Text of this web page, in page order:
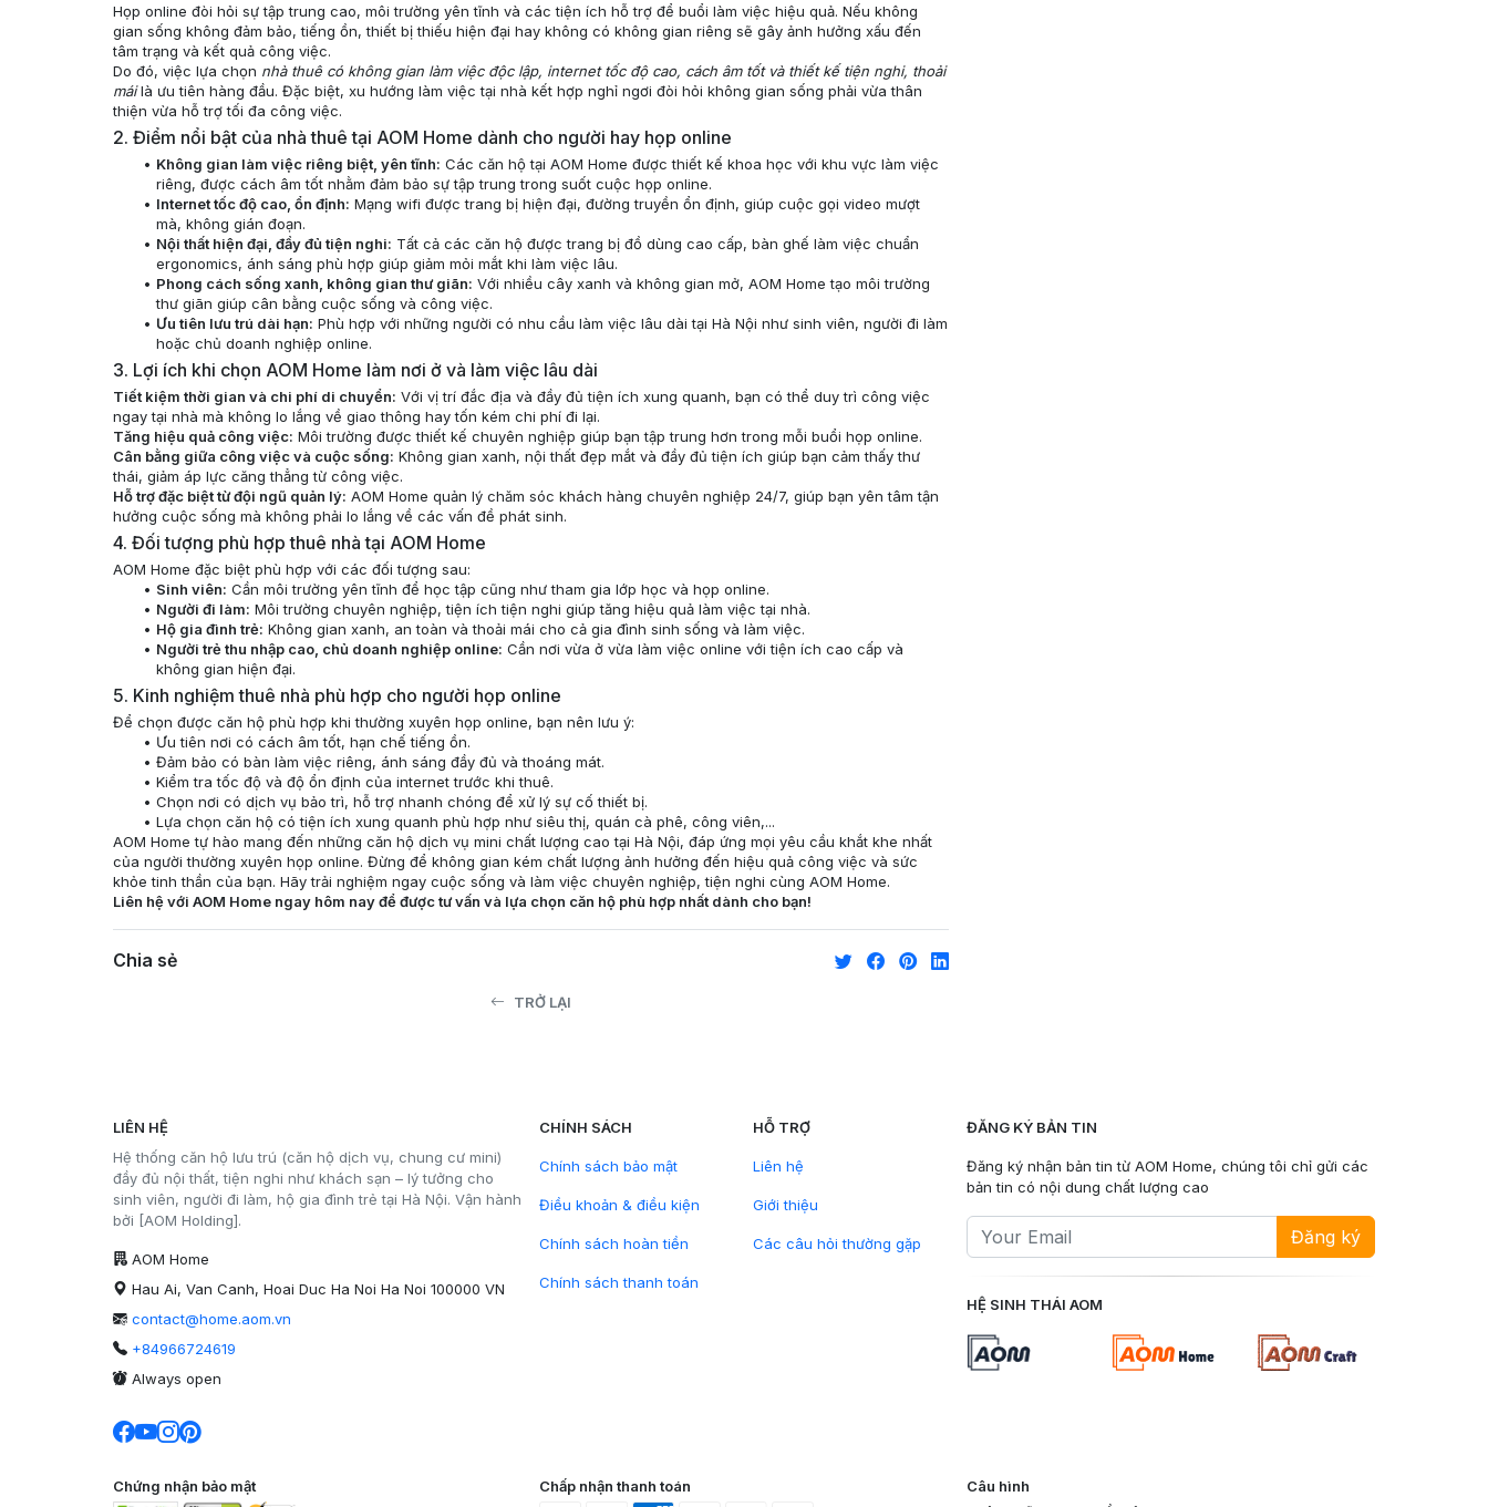
Họp online đòi hỏi sự tập trung cao, môi trường yên tĩnh và các tiện ích hỗ trợ để buổi làm việc hiệu quả. Nếu không
gian sống không đảm bảo, tiếng ồn, thiết bị thiếu hiện đại hay không có không gian riêng sẽ gây ảnh hưởng xấu đến
tâm trạng và kết quả công việc.
Do đó, việc lựa chọn nhà thuê có không gian làm việc độc lập, internet tốc độ cao, cách âm tốt và thiết kế tiện nghi, thoải
máilà ưu tiên hàng đầu. Đặc biệt, xu hướng làm việc tại nhà kết hợp nghỉ ngơi đòi hỏi không gian sống phải vừa thân
thiện vừa hỗ trợ tối đa công việc.
2. Điểm nổi bật của nhà thuê tại AOM Home dành cho người hay họp online
Không gian làm việc riêng biệt, yên tĩnh: Các căn hộ tại AOM Home được thiết kế khoa học với khu vực làm việc
riêng, được cách âm tốt nhằm đảm bảo sự tập trung trong suốt cuộc họp online.
Internet tốc độ cao, ổn định: Mạng wifi được trang bị hiện đại, đường truyền ổn định, giúp cuộc gọi video mượt
mà, không gián đoạn.
Nội thất hiện đại, đầy đủ tiện nghi: Tất cả các căn hộ được trang bị đồ dùng cao cấp, bàn ghế làm việc chuẩn
ergonomics, ánh sáng phù hợp giúp giảm mỏi mắt khi làm việc lâu.
Phong cách sống xanh, không gian thư giãn: Với nhiều cây xanh và không gian mở, AOM Home tạo môi trường
thư giãn giúp cân bằng cuộc sống và công việc.
Ưu tiên lưu trú dài hạn: Phù hợp với những người có nhu cầu làm việc lâu dài tại Hà Nội như sinh viên, người đi làm
hoặc chủ doanh nghiệp online.
3. Lợi ích khi chọn AOM Home làm nơi ở và làm việc lâu dài
Tiết kiệm thời gian và chi phí di chuyển: Với vị trí đắc địa và đầy đủ tiện ích xung quanh, bạn có thể duy trì công việc
ngay tại nhà mà không lo lắng về giao thông hay tốn kém chi phí đi lại.
Tăng hiệu quả công việc: Môi trường được thiết kế chuyên nghiệp giúp bạn tập trung hơn trong mỗi buổi họp online.
Cân bằng giữa công việc và cuộc sống: Không gian xanh, nội thất đẹp mắt và đầy đủ tiện ích giúp bạn cảm thấy thư
thái, giảm áp lực căng thẳng từ công việc.
Hỗ trợ đặc biệt từ đội ngũ quản lý: AOM Home quản lý chăm sóc khách hàng chuyên nghiệp 24/7, giúp bạn yên tâm tận
hưởng cuộc sống mà không phải lo lắng về các vấn đề phát sinh.
4. Đối tượng phù hợp thuê nhà tại AOM Home
AOM Home đặc biệt phù hợp với các đối tượng sau:
Sinh viên: Cần môi trường yên tĩnh để học tập cũng như tham gia lớp học và họp online.
Người đi làm: Môi trường chuyên nghiệp, tiện ích tiện nghi giúp tăng hiệu quả làm việc tại nhà.
Hộ gia đình trẻ: Không gian xanh, an toàn và thoải mái cho cả gia đình sinh sống và làm việc.
Người trẻ thu nhập cao, chủ doanh nghiệp online: Cần nơi vừa ở vừa làm việc online với tiện ích cao cấp và
không gian hiện đại.
5. Kinh nghiệm thuê nhà phù hợp cho người họp online
Để chọn được căn hộ phù hợp khi thường xuyên họp online, bạn nên lưu ý:
Ưu tiên nơi có cách âm tốt, hạn chế tiếng ồn.
Đảm bảo có bàn làm việc riêng, ánh sáng đầy đủ và thoáng mát.
Kiểm tra tốc độ và độ ổn định của internet trước khi thuê.
Chọn nơi có dịch vụ bảo trì, hỗ trợ nhanh chóng để xử lý sự cố thiết bị.
Lựa chọn căn hộ có tiện ích xung quanh phù hợp như siêu thị, quán cà phê, công viên,...
AOM Home tự hào mang đến những căn hộ dịch vụ mini chất lượng cao tại Hà Nội, đáp ứng mọi yêu cầu khắt khe nhất
của người thường xuyên họp online. Đừng để không gian kém chất lượng ảnh hưởng đến hiệu quả công việc và sức
khỏe tinh thần của bạn. Hãy trải nghiệm ngay cuộc sống và làm việc chuyên nghiệp, tiện nghi cùng AOM Home.
Liên hệ với AOM Home ngay hôm nay để được tư vấn và lựa chọn căn hộ phù hợp nhất dành cho bạn!
Chia sẻ
TRỞ LẠI
LIÊN HỆ
Hệ thống căn hộ lưu trú (căn hộ dịch vụ, chung cư mini)
đầy đủ nội thất, tiện nghi như khách sạn – lý tưởng cho
sinh viên, người đi làm, hộ gia đình trẻ tại Hà Nội. Vận hành
bởi [AOM Holding].
AOM Home
Hau Ai, Van Canh, Hoai Duc Ha Noi Ha Noi 100000 VN
contact@home.aom.vn
+84966724619
Always open
CHÍNH SÁCH
Chính sách bảo mật
Điều khoản & điều kiện
Chính sách hoàn tiền
Chính sách thanh toán
HỖ TRỢ
Liên hệ
Giới thiệu
Các câu hỏi thường gặp
ĐĂNG KÝ BẢN TIN
Đăng ký nhận bản tin từ AOM Home, chúng tôi chỉ gửi các
bản tin có nội dung chất lượng cao
Đăng ký
HỆ SINH THÁI AOM
Chứng nhận bảo mật Chấp nhận thanh toán
Câu hình